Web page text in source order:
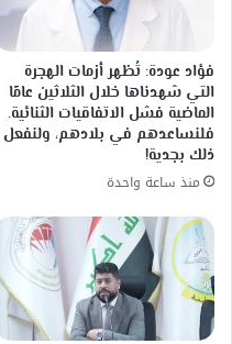
فؤاد عودة: تُظهر أزمات الهجرة
التي شهدناها خلال الثلاثين عامًا
الماضية فشل الاتفاقيات الثنائية.
فلنساعدهم في بلادهم، ولنفعل
ذلك بجدية!
منذ ساعة واحدة